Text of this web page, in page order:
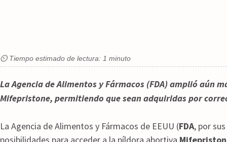
⏲ Tiempo estimado de lectura: 1 minuto
La Agencia de Alimentos y Fármacos (FDA) amplió aún
Mifepristone, permitiendo que sean adquiridas por
La Agencia de Alimentos y Fármacos de EEUU (FDA, por